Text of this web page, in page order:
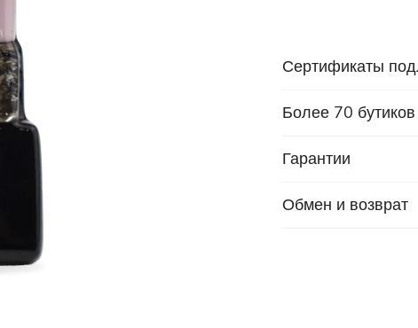
Сертификаты
Более 70
Гарантии
Обмен и возврат